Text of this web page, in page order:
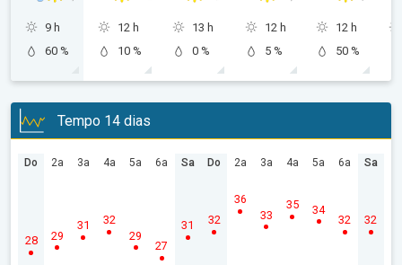
9 h
60 %
12 h
10 %
13 h
0 %
12 h
5 %
12 h
50 %
Tempo 14 dias
Do
28
2a
29
3a
31
4a
32
5a
29
6a
27
Sa
31
Do
32
2a
36
3a
33
4a
35
5a
34
6a
32
Sa
32